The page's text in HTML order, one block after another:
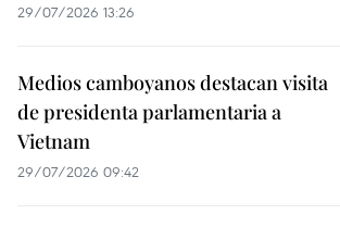
29/07/2026 13:26
Medios camboyanos destacan visita
de presidenta parlamentaria a
Vietnam
29/07/2026 09:42